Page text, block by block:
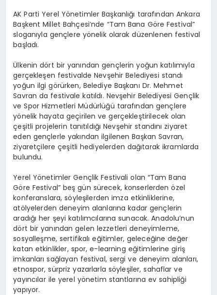
AK Parti Yerel Yönetimler Başkanlığı tarafından Ankara
Başkent Millet Bahçesi’nde “Tam Bana Göre Festival”
sloganıyla gençlere yönelik olarak düzenlenen festival
başladı.
Ülkenin dört bir yanından gençlerin yoğun katılımıyla
gerçekleşen festivalde Nevşehir Belediyesi standı
yoğun ilgi görürken, Belediye Başkanı Dr. Mehmet
Savran da festivale katıldı. Nevşehir Belediyesi Gençlik
ve Spor Hizmetleri Müdürlüğü tarafından gençlere
yönelik hayata geçirilen ve gerçekleştirilecek olan
çeşitli projelerin tanıtıldığı Nevşehir standını ziyaret
eden gençlerle yakından ilgilenen Başkan Savran,
ziyaretçilere çeşitli hediyelerden dağıtarak ikramlarda
bulundu.
Yerel Yönetimler Gençlik Festivali olan “Tam Bana
Göre Festival” beş gün sürecek, konserlerden özel
konferanslara, söyleşilerden imza etkinliklerine,
atölyelerden deneyim alanlarına kadar gençlerin
aradığı her şeyi katılımcılarına sunacak. Anadolu’nun
dört bir yanından gelen lezzetleri deneyimleme,
sosyalleşme, sertifikalı eğitimler, geleceğine değer
katan etkinlikler, spor, e-learning eğitimlerine giriş
imkanları sağlayan festival, sergi ve deneyim alanları,
etnospor, sürpriz yazarlarla söyleşiler, sahaflar ve
yayıncılar ile yerel yönetim stantlarına ev sahipliği
yapıyor.